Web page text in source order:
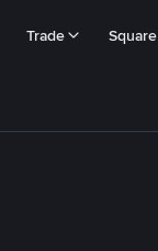
Trade Square